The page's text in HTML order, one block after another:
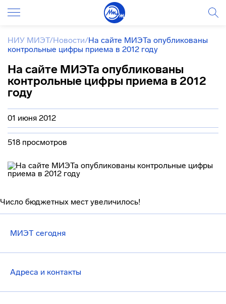
НИУ МИЭТ/Новости/На сайте МИЭТа опубликованы
контрольные цифры приема в 2012 году
На сайте МИЭТа опубликованы
контрольные цифры приема в 2012
году
01 июня 2012
518 просмотров
Число бюджетных мест увеличилось!
МИЭТ сегодня
Адреса и контакты